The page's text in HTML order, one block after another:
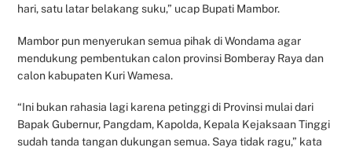
hari, satu latar belakang suku,” ucap Bupati Mambor.
Mambor pun menyerukan semua pihak di Wondama agar
mendukung pembentukan calon provinsi Bomberay Raya dan
calon kabupaten Kuri Wamesa.
“Ini bukan rahasia lagi karena petinggi di Provinsi mulai dari
Bapak Gubernur, Pangdam, Kapolda, Kepala Kejaksaan Tinggi
sudah tanda tangan dukungan semua. Saya tidak ragu,” kata